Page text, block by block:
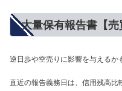
大量保有報告書【売
逆日歩や空売りに影響を与えるか
直近の報告義務日は、信用残高比